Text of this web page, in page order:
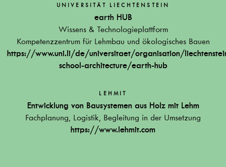
UNIVERSITÄT LIECHTENSTEIN
earth HUB
Wissens & Technologieplattform
Kompetenzzentrum für Lehmbau und ökologisches Bauen
https://www.uni.li/de/universitaet/organisation/
school-architecture/earth-hub
LEHMIT
Entwicklung von Bausystemen aus Holz mit Lehm
Fachplanung, Logistik, Begleitung in der Umsetzung
https://www.lehmit.com